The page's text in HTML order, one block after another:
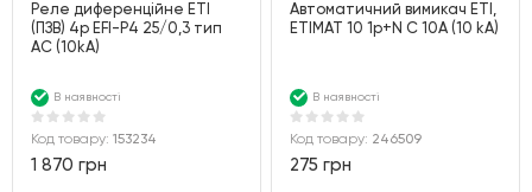
Реле диференційне ETI
(ПЗВ) 4р EFI-P4 25/0,3 тип
AC (10kA)
В наявності
Код товару: 153234
1 870 грн
Автоматичний вимикач ETI,
ETIMAT 10 1p+N C 10А (10 kA)
В наявності
Код товару: 246509
275 грн